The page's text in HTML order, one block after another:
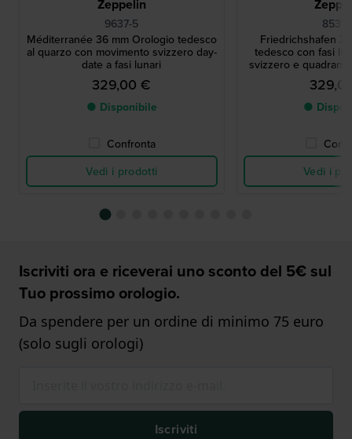
Zeppelin
9637-5
Méditerranée 36 mm Orologio tedesco
al quarzo con movimento svizzero day-
date a fasi lunari
329,00 €
● Disponibile
Confronta
Vedi i prodotti
Friedrichshafen
tedesco con fasi
svizzero e
●
Vedi i
Iscriviti ora e riceverai uno sconto del 5€ sul
Tuo prossimo orologio.
Da spendere per un ordine di minimo 75 euro
(solo sugli orologi)
Iscriviti